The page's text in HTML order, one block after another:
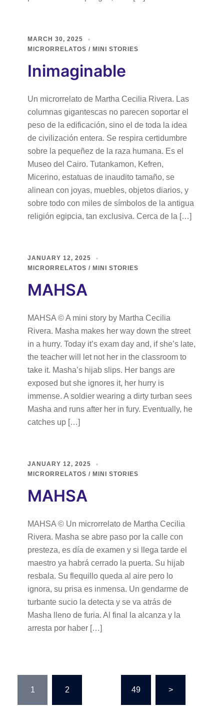
MARCH 30, 2025
MICRORRELATOS / MINI STORIES
Inimaginable
Un microrrelato de Martha Cecilia Rivera. Las
columnas gigantescas no parecen soportar el
peso de la edificación, sino el de toda la idea
de civilización entera. Se respira certidumbre
sobre la pequeñez de la raza humana. Es el
Museo del Cairo. Tutankamon, Kefren,
Micerino, estatuas de inaudito tamaño, se
alinean con joyas, muebles, objetos diarios, y
sobre todo con miles de símbolos de la antigua
religión egipcia, tan exclusiva. Cerca de la […]
JANUARY 12, 2025
MICRORRELATOS / MINI STORIES
MAHSA
MAHSA © A mini story by Martha Cecilia
Rivera. Masha makes her way down the street
in a hurry. Today it’s exam day and, if she’s late,
the teacher will let not her in the classroom to
take it. Masha’s hijab slips. Her bangs are
exposed but she ignores it, her hurry is
immense. A soldier wearing a dirty turban sees
Masha and runs after her in fury. Eventually, he
catches up […]
JANUARY 12, 2025
MICRORRELATOS / MINI STORIES
MAHSA
MAHSA © Un microrrelato de Martha Cecilia
Rivera. Masha se abre paso por la calle con
presteza, es día de examen y si llega tarde el
maestro ya habrá cerrado la puerta. Su hijab
resbala. Su flequillo queda al aire pero lo
ignora, su prisa es inmensa. Un gendarme de
turbante sucio la detecta y se va atrás de
Masha lleno de furia. Al final la alcanza y la
arresta por haber […]
pagination
1 2 49 >